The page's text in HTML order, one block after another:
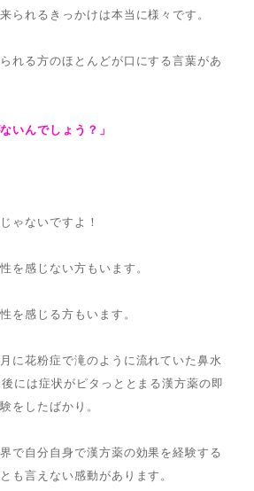
られるきっかけは本当に様々です。
れる方のほとんどが口にする言葉があ
いんでしょう？」
ゃないですよ！
を感じない方もいます。
を感じる方もいます。
に花粉症で滝のように流れていた鼻水
には症状がピタっととまる漢方薬の即
をしたばかり。
で自分自身で漢方薬の効果を経験する
も言えない感動があります。